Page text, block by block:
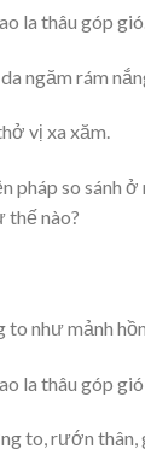
la thâu góp
ngăm rám
vị xa xăm.
pháp so sánh
thế nào?
như mảnh
la thâu góp gió
to, rướn thân,